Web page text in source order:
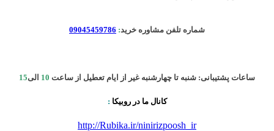
شماره تلفن مشاوره خرید:
09045459786
ساعات پشتیبانی: شنبه تا چهارشنبه غیر از ایام تعطیل از ساعت 10 الی15
کانال ما در روبیکا :
http://Rubika.ir/ninirizpoosh_ir